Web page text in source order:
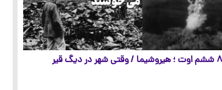
ساعت ۸:۱۵ ششم اوت ؛ هیروشیما / وقتی شهر در دیگ قیر